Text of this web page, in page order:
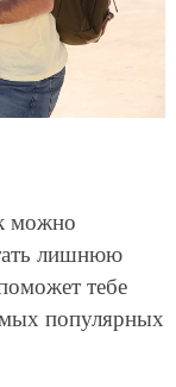
можно
лишнюю
тебе
популярных